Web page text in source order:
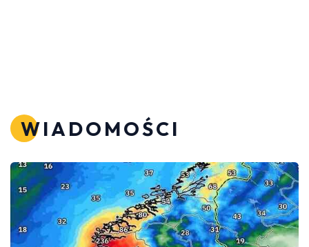
WIADOMOŚCI